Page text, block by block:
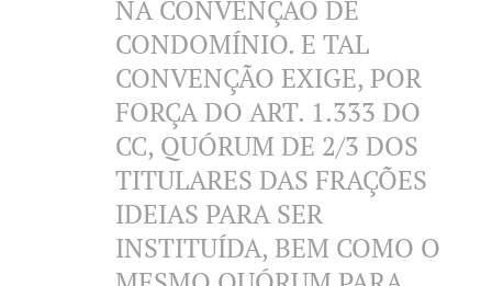
NA CONVENÇÃO DE
CONDOMÍNIO. E TAL
CONVENÇÃO EXIGE, POR
FORÇA DO ART. 1.333 DO
CC, QUÓRUM DE 2/3 DOS
TITULARES DAS FRAÇÕES
IDEIAS PARA SER
INSTITUÍDA, BEM COMO O